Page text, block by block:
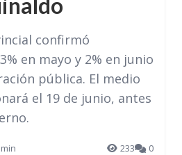
confirmó
en mayo y 2% en junio
pública. El medio
el 19 de junio, antes
233 0